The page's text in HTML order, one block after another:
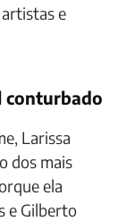
e
conturbado
Larissa
dos mais
ela
e Gilberto